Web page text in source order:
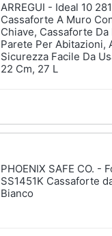
ARREGUI - Ideal 10
Cassaforte A Muro
Chiave, Cassaforte Da
Parete Per Abitazioni,
Sicurezza Facile Da
22 Cm, 27 L
PHOENIX SAFE CO. -
SS1451K Cassaforte
Bianco